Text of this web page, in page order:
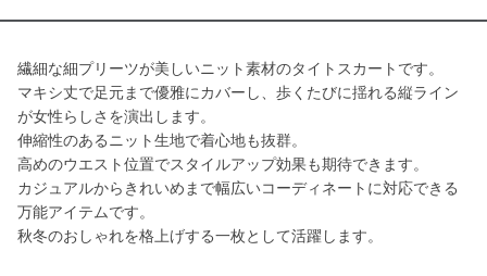
繊細な細プリーツが美しいニット素材のタイトスカートです。
マキシ丈で足元まで優雅にカバーし、歩くたびに揺れる縦ライン
が女性らしさを演出します。
伸縮性のあるニット生地で着心地も抜群。
高めのウエスト位置でスタイルアップ効果も期待できます。
カジュアルからきれいめまで幅広いコーディネートに対応できる
万能アイテムです。
秋冬のおしゃれを格上げする一枚として活躍します。